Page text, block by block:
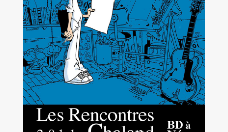
Les amis d’Yves Chaland
LUDIBD